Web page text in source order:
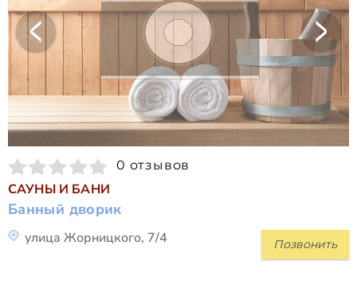
0 отзывов
САУНЫ И БАНИ
Банный дворик
Позвонить
улица Жорницкого, 7/4